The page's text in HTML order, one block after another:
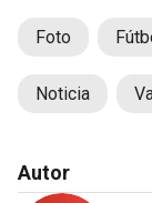
Foto
Noticia
Autor